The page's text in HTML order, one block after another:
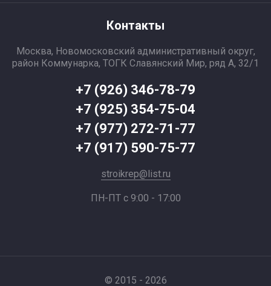
Контакты
Москва, Новомосковский административный округ,
район Коммунарка, ТОГК Славянский Мир, ряд А, 32/1
+7 (926) 346-78-79
+7 (925) 354-75-04
+7 (977) 272-71-77
+7 (917) 590-75-77
stroikrep@list.ru
ПН-ПТ с 9:00 - 17:00
© 2015 - 2026